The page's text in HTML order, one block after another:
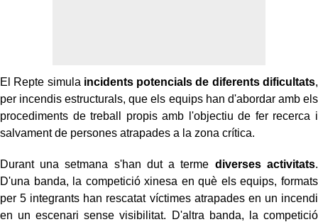
El Repte simula incidents potencials de diferents dificultats,
per incendis estructurals, que els equips han d'abordar amb els
procediments de treball propis amb l'objectiu de fer recerca i
salvament de persones atrapades a la zona crítica.
Durant una setmana s'han dut a terme diverses activitats.
D'una banda, la competició xinesa en què els equips, formats
per 5 integrants han rescatat víctimes atrapades en un incendi
en un escenari sense visibilitat. D'altra banda, la competició